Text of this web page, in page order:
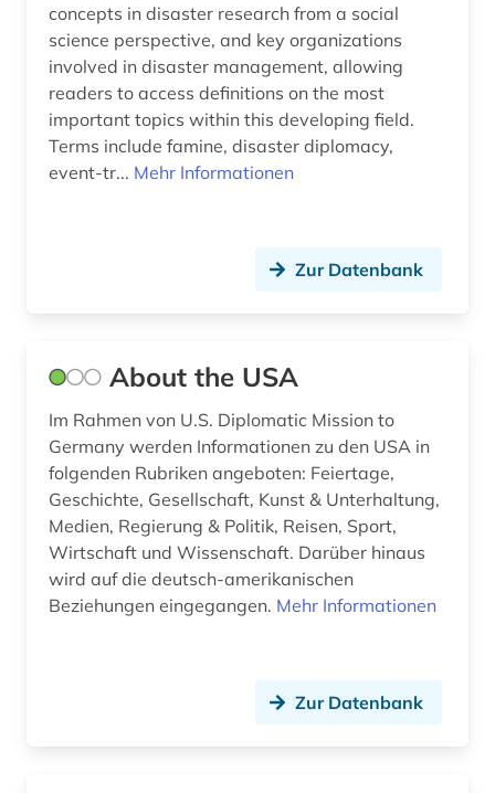
bevölkerung (4)
bevölkerungsentwicklung (1)
bevölkerungsforschung (1)
bevölkerungsstatistik (1)
bibliographie (14)
bibliothek (2)
bibliotheksbestand (3)
bibliothekswesen (1)
biblische studien (1)
bilanz (1)
concepts in disaster research from a social
science perspective, and key organizations
involved in disaster management, allowing
readers to access definitions on the most
important topics within this developing field.
Terms include famine, disaster diplomacy,
event-tr... Mehr Informationen
Zur Datenbank
About the USA
Im Rahmen von U.S. Diplomatic Mission to
Germany werden Informationen zu den USA in
folgenden Rubriken angeboten: Feiertage,
Geschichte, Gesellschaft, Kunst & Unterhaltung,
Medien, Regierung & Politik, Reisen, Sport,
Wirtschaft und Wissenschaft. Darüber hinaus
wird auf die deutsch-amerikanischen
Beziehungen eingegangen. Mehr Informationen
Zur Datenbank